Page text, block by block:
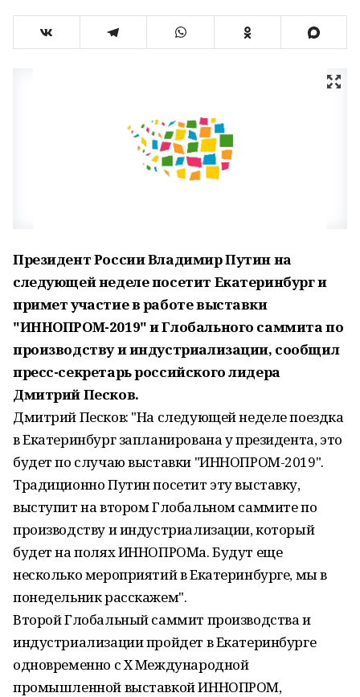
Президент России Владимир Путин на
следующей неделе посетит Екатеринбург и
примет участие в работе выставки
"ИННОПРОМ-2019" и Глобального саммита по
производству и индустриализации, сообщил
пресс-секретарь российского лидера
Дмитрий Песков.
Дмитрий Песков: "На следующей неделе поездка
в Екатеринбург запланирована у президента, это
будет по случаю выставки "ИННОПРОМ-2019".
Традиционно Путин посетит эту выставку,
выступит на втором Глобальном саммите по
производству и индустриализации, который
будет на полях ИННОПРОМа. Будут еще
несколько мероприятий в Екатеринбурге, мы в
понедельник расскажем".
Второй Глобальный саммит производства и
индустриализации пройдет в Екатеринбурге
одновременно с X Международной
промышленной выставкой ИННОПРОМ,